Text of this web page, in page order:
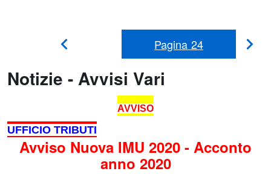
Pagina 24
Notizie - Avvisi Vari
AVVISO
UFFICIO TRIBUTI
Avviso Nuova IMU 2020 - Acconto
anno 2020